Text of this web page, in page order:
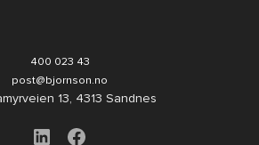
400 023 43
post@bjornson.no
13, 4313 Sandnes